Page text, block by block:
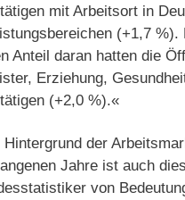
mit Arbeitsort in
(+1,7 %).
Anteil daran hatten die
Erziehung,
(+2,0 %).«
Hintergrund der
Jahre ist auch
von